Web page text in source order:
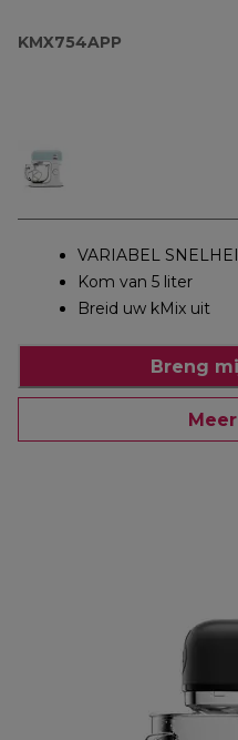
KMX754APP
VARIABEL
Kom van 5 liter
Breid uw kMix uit
Breng